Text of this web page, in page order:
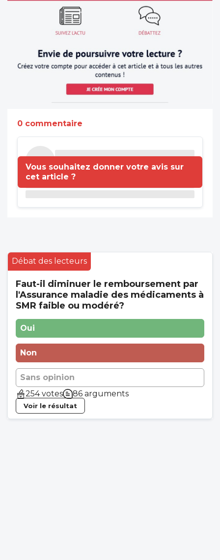
0 commentaire
Vous souhaitez donner votre avis sur
cet article ?
Débat des lecteurs
Faut-il diminuer le remboursement par
l'Assurance maladie des médicaments à
SMR faible ou modéré?
Oui
Non
Sans opinion
254 votes
86 arguments
Voir le résultat